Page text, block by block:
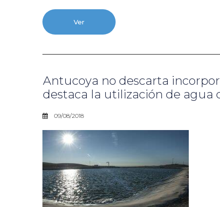
Ver
Antucoya no descarta
destaca la utilización de agua
09/08/2018